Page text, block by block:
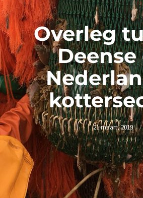
Overleg
Deense
21 maart, 2019